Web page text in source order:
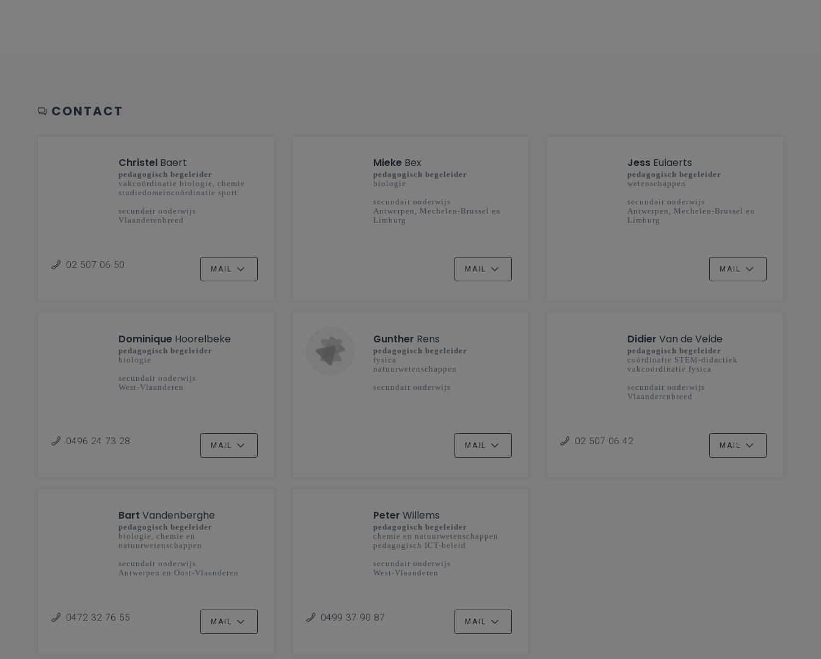
CONTACT
Christel Baert
pedagogisch begeleider
vakcoördinatie biologie, chemie
studiedomeincoördinatie sport
secundair onderwijs
Vlaanderenbreed
02 507 06 50 MAIL
MiekeBex
pedagogisch begeleider
biologie
secundair onderwijs
Antwerpen, Mechelen-Brussel en
Limburg
MAIL
Jess Eulaerts
pedagogisch begeleider
wetenschappen
secundair onderwijs
Antwerpen, Mechelen-Brussel en
Limburg
MAIL
Dominique Hoorelbeke
pedagogisch begeleider
biologie
secundair onderwijs
West-Vlaanderen
0496 24 73 28 MAIL
Gunther Rens
pedagogisch begeleider
fysica
natuurwetenschappen
secundair onderwijs
MAIL
Didier Van de Velde
pedagogisch begeleider
coördinatie STEM-didactiek
vakcoördinatie fysica
secundair onderwijs
Vlaanderenbreed
02 507 06 42 MAIL
Bart Vandenberghe
pedagogisch begeleider
biologie, chemie en
natuurwetenschappen
secundair onderwijs
Antwerpen en Oost-Vlaanderen
0472 32 76 55 MAIL
Peter Willems
pedagogisch begeleider
chemie en natuurwetenschappen
pedagogisch ICT-beleid
secundair onderwijs
West-Vlaanderen
0499 37 90 87 MAIL